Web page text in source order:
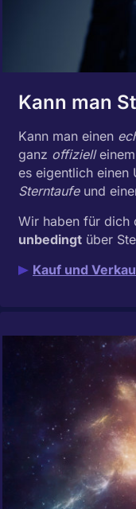
Kann man
Kann man einen
ganz offizielleinem
es eigentlich einen
Sterntaufeund
Wir haben für dich
unbedingt über
Kauf und